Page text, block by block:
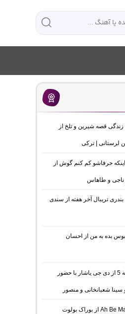
زندگی قصه شیرین و تلخ از
| ترکی
حرفاشو کم کنم گوش از
و طاهاس
تریبال آخر هفته از سندی
بوس بده به من از احسان
دانلود آهنگ ریمیکس زلزله 5 از دی جی یاشار با حضور
شعبانخانی و منصور